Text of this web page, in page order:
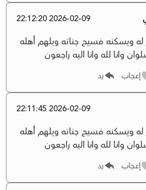
2026-02-09 22:12:20
له ويسكنه فسيح جناته ويلهم أهله
وانا لله وانا اليه راجعون
إعجاب رد
2026-02-09 22:11:45
له ويسكنه فسيح جناته ويلهم أهله
وانا لله وانا اليه راجعون
إعجاب رد